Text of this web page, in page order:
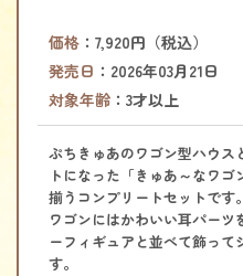
価格：7,920円（税込）
発売日 ：2026年03月21日
対象年齢：3才以上
ぷちきゅあのワゴン型ハウス
トになった「きゅあ～なワ
揃うコンプリートセットです。
ワゴンにはかわいい耳パー
ーフィギュアと並べて飾って
す。